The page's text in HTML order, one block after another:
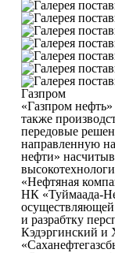
Газпром
«Газпром
также
передовые
направленную
нефти»
«Нефтяная
НК «Туймаада-
осуществляющей
и разрабтку
Кэдэргинский и